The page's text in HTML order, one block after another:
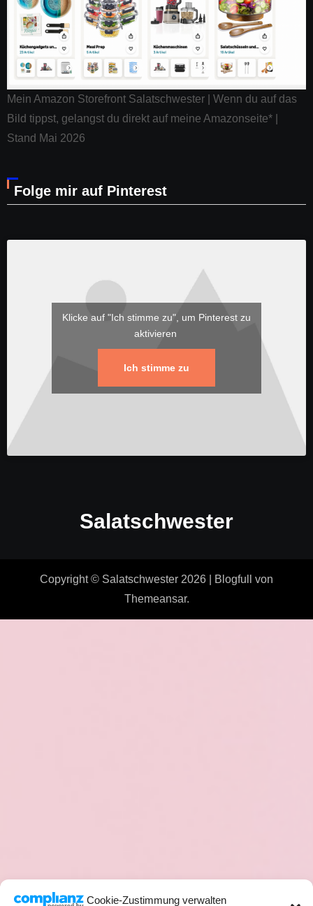
Cookie-Zustimmung verwalten
Mein Amazon Storefront Salatschwester | Wenn du auf das
Bild tippst, gelangst du direkt auf meine Amazonseite* |
Stand Mai 2026
Folge mir auf Pinterest
Klicke auf "Ich stimme zu", um Pinterest zu
aktivieren
Ich stimme zu
Salatschwester
Copyright © Salatschwester 2026 Blogfull
von
Themeansar.